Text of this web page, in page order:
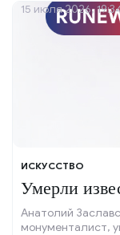
ИСКУССТВО
Умерли
Анатолий
монументалист,
15 июля 2026,